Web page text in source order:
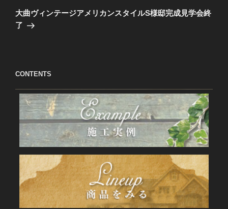
ゲ
ー
稿
の
投
大曲ヴィンテージアメリカンスタイルS様邸完成見学会終
了
CONTENTS